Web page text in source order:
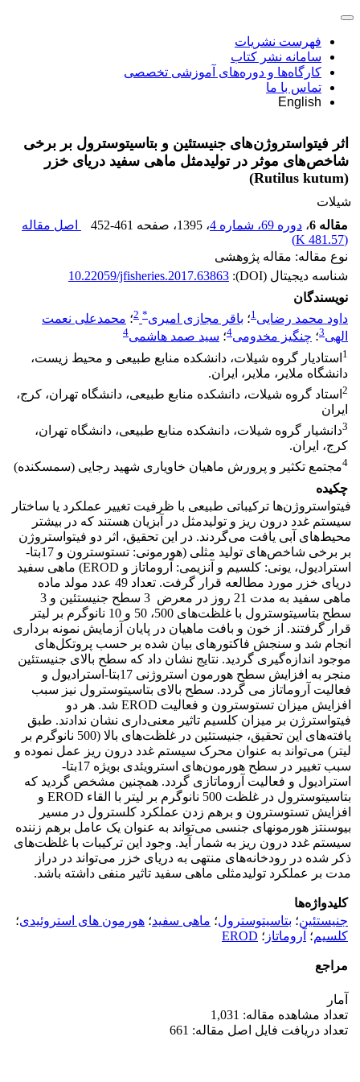
فهرست نشریات
سامانه نشر کتاب
کارگاه‌ها و دوره‌های آموزشی تخصصی
تماس با ما
English
اثر فیتواستروژن‌های جنیستئین و بتاسیتوسترول بر برخی
شاخص‌های موثر در تولید‌مثل ماهی سفید دریای خزر
(Rutilus kutum)
شیلات
مقاله 6
، دوره 69، شماره 4 ، 1395 ، صفحه 452-461
اصل مقاله
(
481.57 K
)
نوع مقاله: مقاله پژوهشی
شناسه دیجیتال (DOI):
10.22059/jfisheries.2017.63863
نویسندگان
داود محمد رضایی1؛ باقر مجازی امیری*
2؛ محمدعلی نعمت
الهی3؛ چنگیز مخدومی4؛ سید صمد هاشمی4
1 استادیار گروه شیلات، دانشکده منابع طبیعی و محیط زیست،
دانشگاه ملایر، ملایر، ایران.
2 استاد گروه شیلات، دانشکده منابع طبیعی، دانشگاه تهران، کرج،
ایران
3دانشیار گروه شیلات، دانشکده منابع طبیعی، دانشگاه تهران،
کرج، ایران.
4مجتمع تکثیر و پرورش ماهیان خاویاری شهید رجایی (سمسکنده)
چکیده
فیتواستروژن‌ها ترکیباتی طبیعی با ظرفیت تغییر عملکرد یا ساختار
سیستم غدد درون ­ریز و تولید‌مثل در آبزیان هستند که در بیشتر
محیط‌های آبی یافت می‌گردند. در این تحقیق، اثر دو فیتواستروژن
بر برخی شاخص‌های تولید مثلی (هورمونی: تستوسترون و 17بتا-
استرادیول، یونی: کلسیم و آنزیمی: آروماتاز و EROD) ماهی سفید
دریای خزر مورد مطالعه قرار گرفت. تعداد 49 عدد مولد ماده
ماهی سفید به مدت 21 روز در معرض 3 سطح جنیستئین و 3
سطح بتاسیتوسترول با غلظت‌های 500، 50 و 10 نانوگرم بر لیتر
قرار گرفتند. از خون و بافت ماهیان در پایان آزمایش نمونه ­برداری
انجام شد و سنجش فاکتورهای بیان شده بر حسب پروتکل‌های
موجود اندازه‌گیری گردید. نتایج نشان داد که سطح بالای جنیستئین
منجر به افزایش سطح هورمون استروژنی 17بتا-استرادیول و
فعالیت آروماتاز می­ گردد. سطح بالای بتاسیتوسترول نیز سبب
افزایش میزان تستوسترون و فعالیت EROD شد. هر دو
فیتواسترژن بر میزان کلسیم تاثیر معنی‌داری نشان ندادند. طبق
یافته‌های این تحقیق، جنیستئین در غلظت‌های بالا (500 نانوگرم بر
لیتر) می‌تواند به­ عنوان محرک سیستم غدد درون ریز عمل نموده و
سبب تغییر در سطح هورمون‌های استرویئدی بویژه 17بتا-
استرادیول و فعالیت آروماتازی گردد. همچنین مشخص گردید که
بتاسیتوسترول در غلظت 500 نانوگرم بر لیتر با القاء EROD و
افزایش تستوسترون و برهم زدن عملکرد کلسترول در مسیر
بیوسنتز هورمون­های جنسی می‌تواند به­ عنوان یک عامل برهم زننده
سیستم غدد درون ریز به شمار آید. وجود این ترکیبات با غلظت‌های
ذکر شده در رودخانه‌های منتهی به دریای خزر می‌تواند در دراز
مدت بر عملکرد تولیدمثلی ماهی سفید تاثیر منفی داشته باشد.
کلیدواژه‌ها
جنیستئین؛ بتاسیتوسترول؛ ماهی سفید؛ هورمون های استروئیدی؛
کلسیم؛ آروماتاز ؛ EROD
مراجع
آمار
تعداد مشاهده مقاله: 1,031
تعداد دریافت فایل اصل مقاله: 661